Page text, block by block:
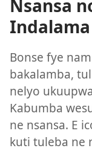
Nsansa
Indalama
Bonse fye
bakalamba,
nelyo
Kabumba
ne nsansa. E
kuti tuleba ne